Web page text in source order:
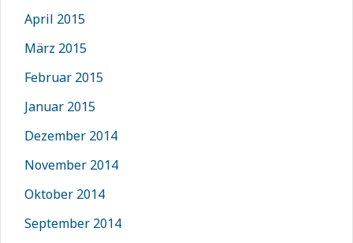
April 2015
März 2015
Februar 2015
Januar 2015
Dezember 2014
November 2014
Oktober 2014
September 2014